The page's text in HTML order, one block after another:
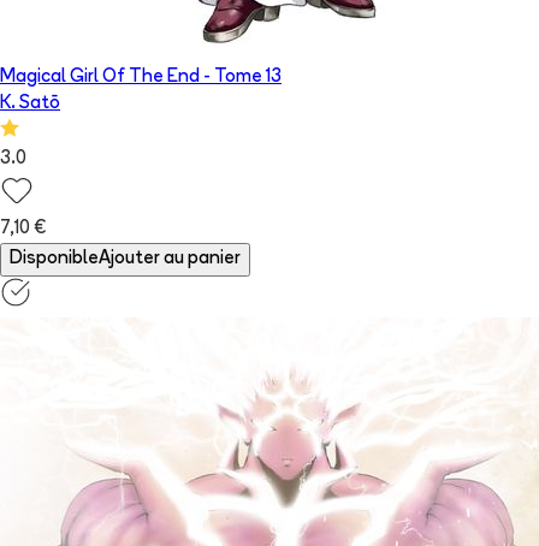
Magical Girl Of The End - Tome 13
K. Satō
3.0
7,10 €
DisponibleAjouter au panier